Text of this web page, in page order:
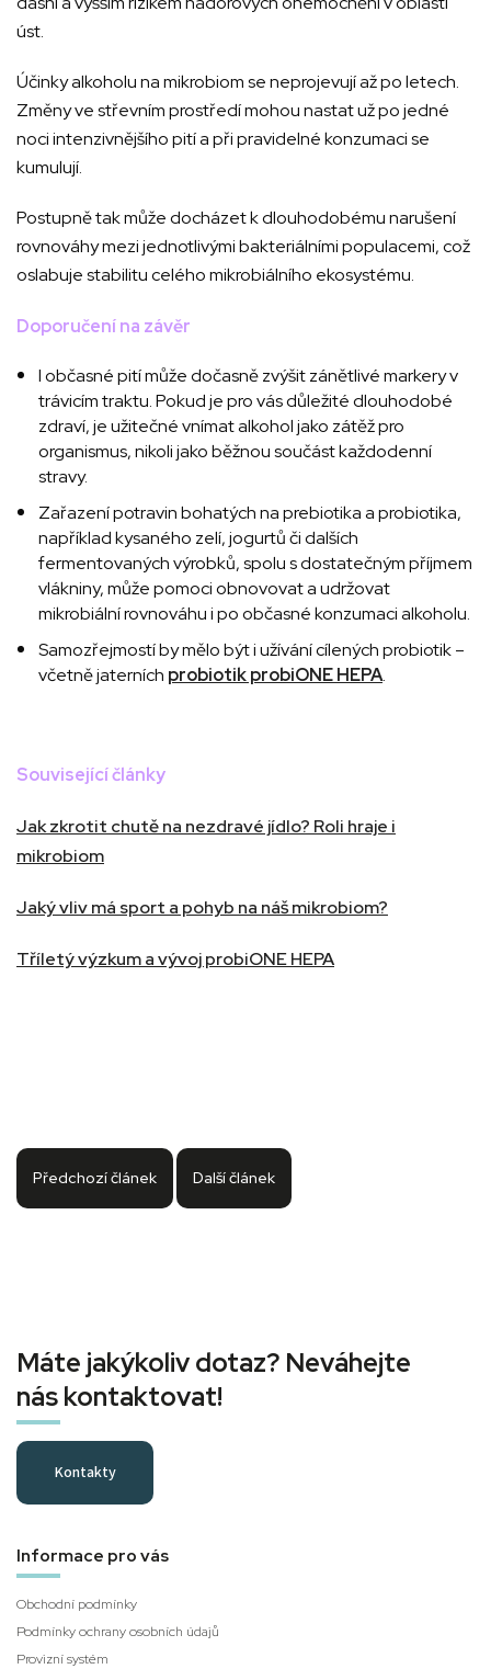
úst.
Účinky alkoholu na mikrobiom se neprojevují až po letech.
Změny ve střevním prostředí mohou nastat už po jedné
noci intenzivnějšího pití a při pravidelné konzumaci se
kumulují.
Postupně tak může docházet k dlouhodobému narušení
rovnováhy mezi jednotlivými bakteriálními populacemi, což
oslabuje stabilitu celého mikrobiálního ekosystému.
Doporučení na závěr
I občasné pití může dočasně zvýšit zánětlivé markery v
trávicím traktu. Pokud je pro vás důležité dlouhodobé
zdraví, je užitečné vnímat alkohol jako zátěž pro
organismus, nikoli jako běžnou součást každodenní
stravy.
Zařazení potravin bohatých na prebiotika a probiotika,
například kysaného zelí, jogurtů či dalších
fermentovaných výrobků, spolu s dostatečným příjmem
vlákniny, může pomoci obnovovat a udržovat
mikrobiální rovnováhu i po občasné konzumaci alkoholu.
Samozřejmostí by mělo být i užívání cílených probiotik –
včetně jaterních probiotik probiONE HEPA.
Související články
Jak zkrotit chutě na nezdravé jídlo? Roli hraje i
mikrobiom
Jaký vliv má sport a pohyb na náš mikrobiom?
Tříletý výzkum a vývoj probiONE HEPA
Předchozí článek Další článek
Máte jakýkoliv dotaz? Neváhejte
nás kontaktovat!
Kontakty
Informace pro vás
Obchodní podmínky
Podmínky ochrany osobních údajů
Provizní systém